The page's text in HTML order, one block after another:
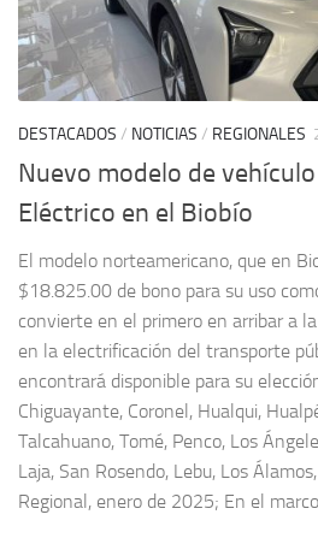
DESTACADOS / NOTICIAS / REGIONALES
Nuevo modelo de
Eléctrico en el Biobío
El modelo norteamericano, que en
$18.825.00 de bono para su uso
convierte en el primero en arribar a
en la electrificación del transporte
encontrará disponible para su
Chiguayante, Coronel, Hualqui,
Talcahuano, Tomé, Penco, Los
Laja, San Rosendo, Lebu, Los
Regional, enero de 2025; En el